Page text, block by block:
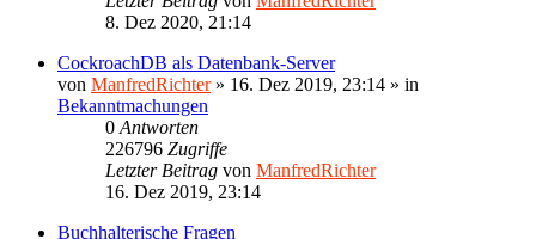
8. Dez 2020, 21:14
CockroachDB als Datenbank-Server
von ManfredRichter» 16. Dez 2019, 23:14 » in
Bekanntmachungen
0 Antworten
226796 Zugriffe
Letzter Beitrag von ManfredRichter
16. Dez 2019, 23:14
Buchhalterische Fragen